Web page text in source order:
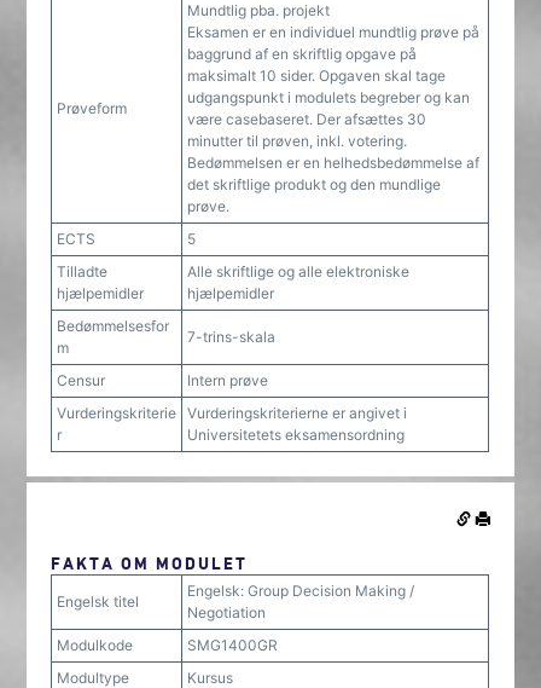
Prøveform
Mundtlig pba. projekt
Eksamen er en individuel mundtlig prøve på
baggrund af en skriftlig opgave på
maksimalt 10 sider. Opgaven skal tage
udgangspunkt i modulets begreber og kan
være casebaseret. Der afsættes 30
minutter til prøven, inkl. votering.
Bedømmelsen er en helhedsbedømmelse af
det skriftlige produkt og den mundlige
prøve.
ECTS
5
Tilladte
hjælpemidler
Alle skriftlige og alle elektroniske
hjælpemidler
Bedømmelsesfor
m
7-trins-skala
Censur
Intern prøve
Vurderingskriterie
r
Vurderingskriterierne er angivet i
Universitetets eksamensordning
FAKTA OM MODULET
Engelsk titel
Engelsk: Group Decision Making /
Negotiation
Modulkode
SMG1400GR
Modultype
Kursus